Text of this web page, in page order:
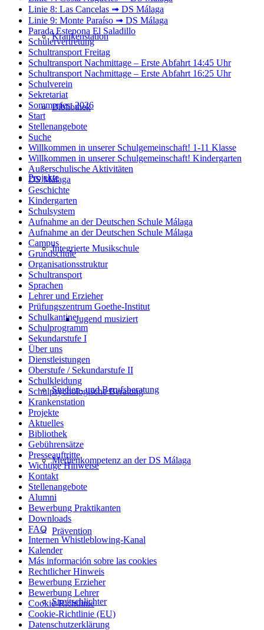
Krankenstation
Bibliothek
Projekte
Integrierte Musikschule
Jugend musiziert
Studien- und Berufsberatung
Medienkompetenz an der DS Málaga
Prävention
Streitschlichter
Linie 8: Las Cancelas ➟ DS Málaga
Linie 9: Monte Paraíso ➟ DS Málaga
Parada Estepona El Saladillo
Schülervertretung
Schultransport Freitag
Schultransport Nachmittage – Erste Abfahrt 14:45 Uhr
Schultransport Nachmittage – Erste Abfahrt 16:25 Uhr
Schulverein
Sekretariat
Sommerfest 2026
Start
Stellenangebote
Suche
Willkommen in unserer Schulgemeinschaft! 1-11 Klasse
Willkommen in unserer Schulgemeinschaft! Kindergarten
Außerschulische Aktivitäten
DS Málaga
Geschichte
Kindergarten
Schulsystem
Aufnahme an der Deutschen Schule Málaga
Aufnahme an der Deutschen Schule Málaga
Campus
Grundschule
Organisationsstruktur
Schultransport
Sprachen
Lehrer und Erzieher
Prüfungszentrum Goethe-Institut
Schulkantine
Schulprogramm
Sekundarstufe I
Über uns
Dienstleistungen
Oberstufe / Sekundarstufe II
Schulkleidung
Schulpsychologische Beratung
Krankenstation
Projekte
Aktuelles
Bibliothek
Gebührensätze
Presseauftritte
Wichtige Hinweise
Kontakt
Stellenangebote
Alumni
Bewerbung Praktikanten
Downloads
FAQ
Internen Whistleblowing-Kanal
Kalender
Más información sobre las cookies
Rechtlicher Hinweis
Bewerbung Erzieher
Bewerbung Lehrer
Cookie-Richtlinie
Cookie-Richtlinie (EU)
Datenschutzerklärung